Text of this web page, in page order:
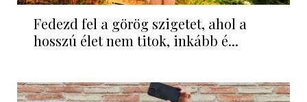
Fedezd fel a görög szigetet, ahol a
hosszú élet nem titok, inkább é...